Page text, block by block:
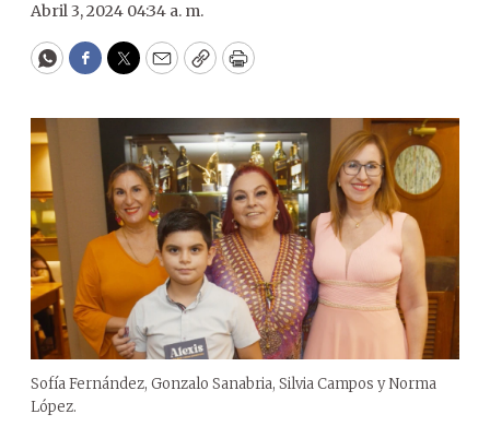
Abril 3, 2024 04:34 a. m.
WhatsApp
Facebook
Twitter
EmailCopyPrint
Sofía Fernández, Gonzalo Sanabria, Silvia Campos y Norma
López.